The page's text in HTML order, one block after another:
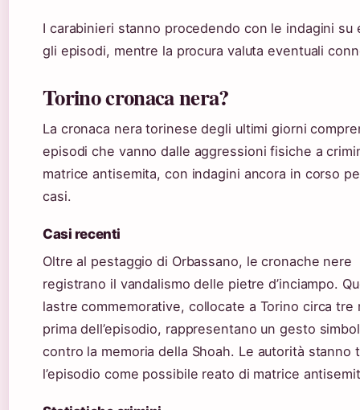
I carabinieri stanno procedendo con le indagini su
gli episodi, mentre la procura valuta eventuali
Torino cronaca nera?
La cronaca nera torinese degli ultimi giorni
episodi che vanno dalle aggressioni fisiche a
matrice antisemita, con indagini ancora in corso
casi.
Casi recenti
Oltre al pestaggio di Orbassano, le cronache nere
registrano il vandalismo delle pietre d’inciampo.
lastre commemorative, collocate a Torino circa tre
prima dell’episodio, rappresentano un gesto
contro la memoria della Shoah. Le autorità stanno
l’episodio come possibile reato di matrice